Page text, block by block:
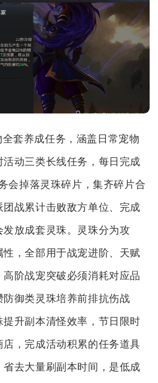
套养成任务，涵盖日常宠物
动三类长线任务，每日完成
会掉落灵珠碎片，集齐碎片合
战累计击败敌方单位、完成
放成套灵珠。灵珠分为攻
，全部用于战宠进阶、天赋
阶战宠突破必须消耗对应品
御类灵珠培养前排抗伤战
升副本清怪效率，节日限时
，完成活动积累的任务道具
去大量刷副本时间，是低成